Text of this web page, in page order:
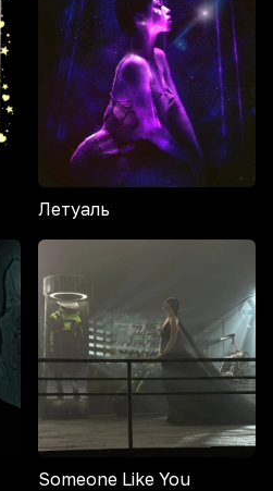
Летуаль
Someone Like You